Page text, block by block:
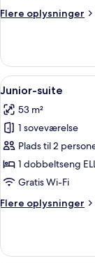
Flere oplysninger
Flere
værelse
Indlæs
alle
billeder
af
Junior-
suite
6
Junior-suite
53 m²
1 soveværelse
Plads til 2
1 dobbeltseng
Gratis Wi-Fi
Flere oplysninger
Flere
suite